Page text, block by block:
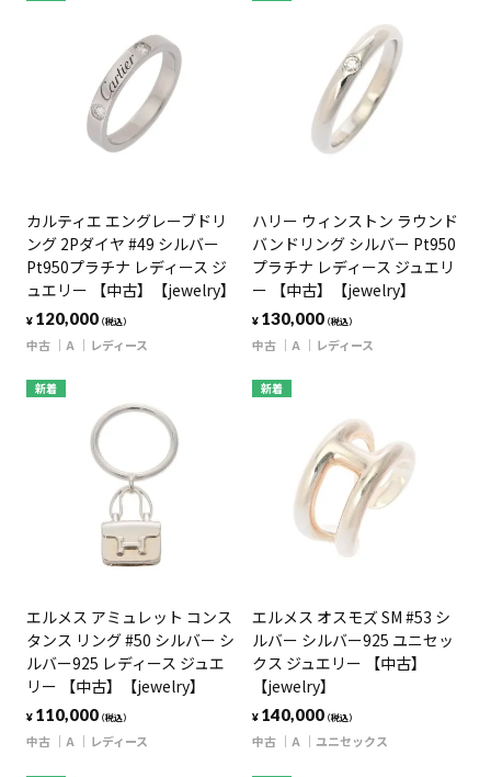
カルティエ エングレーブドリ
ング 2Pダイヤ #49 シルバー
Pt950プラチナ レディース ジ
ュエリー 【中古】【jewelry】
¥ 120,000（税込）
中古 A レディース
ハリー ウィンストン ラウンド
バンドリング シルバー Pt950
プラチナ レディース ジュエリ
ー 【中古】【jewelry】
¥ 130,000（税込）
中古 A レディース
新着
エルメス アミュレット コンス
タンス リング #50 シルバー シ
ルバー925 レディース ジュエ
リー 【中古】【jewelry】
¥ 110,000（税込）
中古 A レディース
新着
エルメス オスモズ SM #53 シ
ルバー シルバー925 ユニセッ
クス ジュエリー 【中古】
【jewelry】
¥ 140,000（税込）
中古 A ユニセックス